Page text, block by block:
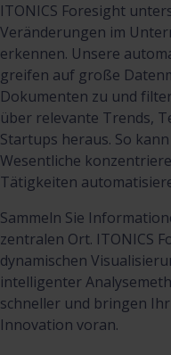
ITONICS Foresight
Veränderungen im
erkennen. Unsere
greifen auf große
Dokumenten zu und
über relevante Trends,
Startups heraus. So
Wesentliche
Tätigkeiten
Sammeln Sie
zentralen Ort. ITONICS
dynamischen
intelligenter
schneller und bringen
Innovation voran.